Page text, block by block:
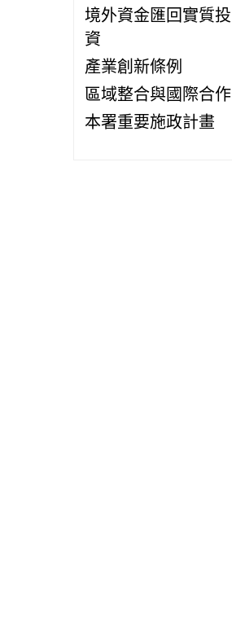
境外資金匯回實質投
資
產業創新條例
區域整合與國際合作
本署重要施政計畫